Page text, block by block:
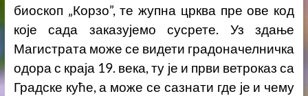
биоскоп „Корзо”, те жупна црква пре ове код
које сада заказујемо сусрете. Уз здање
Магистрата може се видети градоначелничка
одора с краја 19. века, ту је и први ветроказ са
Градске куће, а може се сазнати где је и чему